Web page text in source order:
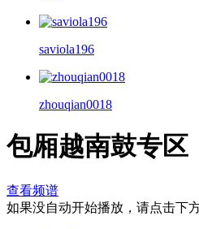
saviola196
zhouqian0018
包厢越南鼓专区
查看频谱
如果没自动开始播放，请点击下